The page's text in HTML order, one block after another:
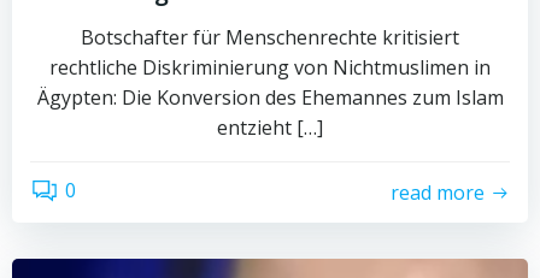
Botschafter für Menschenrechte kritisiert
rechtliche Diskriminierung von Nichtmuslimen in
Ägypten: Die Konversion des Ehemannes zum Islam
entzieht […]
0 read more